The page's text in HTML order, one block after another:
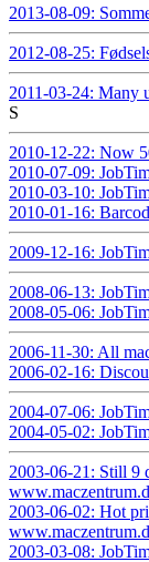
2013-08-09:
2012-08-25:
2011-03-24: Many
S
2010-12-22: Now
2010-07-09:
2010-03-10:
2010-01-16:
2009-12-16:
2008-06-13:
2008-05-06:
2006-11-30: All
2006-02-16:
2004-07-06:
2004-05-02:
2003-06-21: Still 9
2003-06-02: Hot
2003-03-08: